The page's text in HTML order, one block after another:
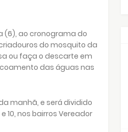
(6), ao cronograma do
do mosquito da
ou faça o descarte em
das águas nas
manhã, e será dividido
10, nos bairros Vereador